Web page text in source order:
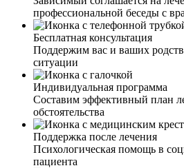
Я человек в возрасте, сердце
трехдневный запой, чувствую, что
Спустился к соседу, он как-то
выводили из запоя. Взял ваш номер
приветливая девушка задала мне
про хронические заболевания,
Озвучила сумму за услуги. Приехал
сделал ЭКГ, померил давление,
препараты, поставил капельницу.
работой и результатом. Быстро, четко
профессиональной беседы с
Бесплатная консультация
Поддержим вас и ваших
ситуации
Индивидуальная программа
Составим эффективный план
обстоятельства
Поддержка после лечения
Психологическая помощь в
пациента